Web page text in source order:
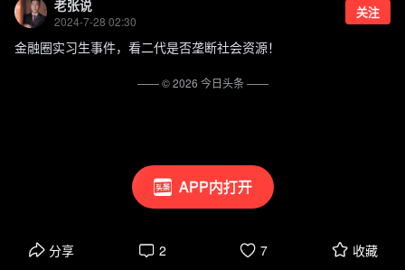
APP内打开
老张说
2024-7-28 02:30
关注
金融圈实习生事件，看二代是否垄断社会资源！
分享 2 7 收藏
—— ©2026 今日头条——